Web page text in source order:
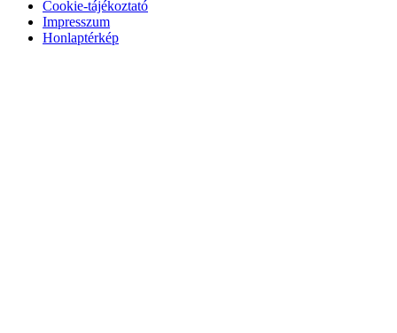
Cookie-tájékoztató
Impresszum
Honlaptérkép